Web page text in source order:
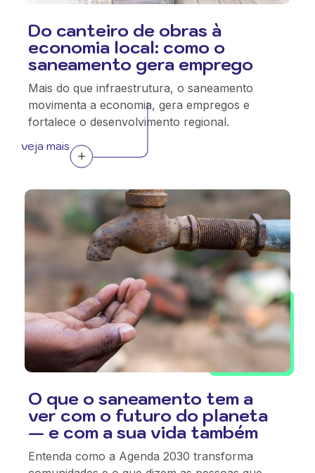
Do canteiro de obras à
economia local: como o
saneamento gera emprego
Mais do que infraestrutura, o saneamento
movimenta a economia, gera empregos e
fortalece o desenvolvimento regional.
veja mais
O que o saneamento tem a
ver com o futuro do planeta
— e com a sua vida também
Entenda como a Agenda 2030 transforma